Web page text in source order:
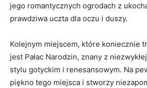
jego romantycznych ogrodach z
prawdziwa uczta dla oczu i duszy.
Kolejnym miejscem, które koniecznie
jest Pałac Narodzin, znany z
stylu gotyckim i renesansowym. Na
piękno tego miejsca i stworzy